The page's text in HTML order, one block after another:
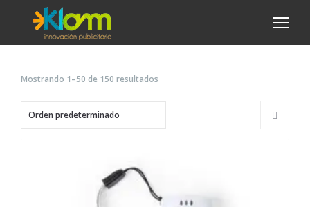
Mostrando 1–50 de 150 resultados